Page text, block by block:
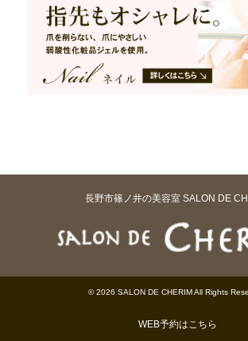
WEB予約はこちら
長野市篠ノ井の美容室 SALON DE
© 2026 SALON DE CHERIM All Rights